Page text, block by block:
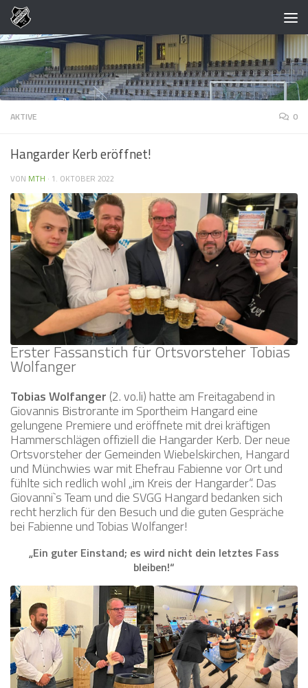
Zum Inhalt springen
AKTIVE 0
Hangarder Kerb eröffnet!
VON MTH · 1. OKTOBER 2022
Erster Fassanstich für Ortsvorsteher Tobias
Wolfanger
Tobias Wolfanger (2. vo.li) hatte am Freitagabend in
Giovannis Bistrorante im Sportheim Hangard eine
gelungene Premiere und eröffnete mit drei kräftigen
Hammerschlägen offiziell die Hangarder Kerb. Der neue
Ortsvorsteher der Gemeinden Wiebelskirchen, Hangard
und Münchwies war mit Ehefrau Fabienne vor Ort und
fühlte sich redlich wohl „im Kreis der Hangarder“. Das
Giovanni`s Team und die SVGG Hangard bedanken sich
recht herzlich für den Besuch und die guten Gespräche
bei Fabienne und Tobias Wolfanger!
„Ein guter Einstand; es wird nicht dein letztes Fass
bleiben!“